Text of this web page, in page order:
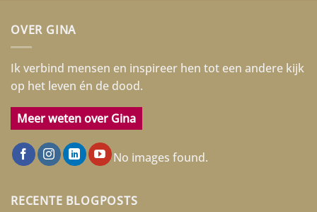
OVER GINA
Ik verbind mensen en inspireer hen tot een andere kijk
op het leven én de dood.
Meer weten over Gina
No images found.
RECENTE BLOGPOSTS